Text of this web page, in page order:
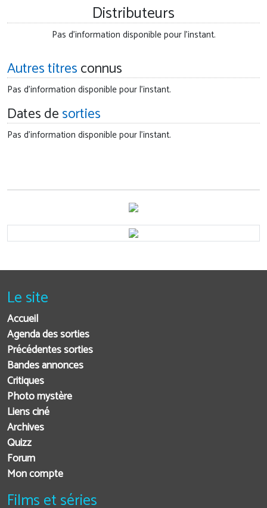
Distributeurs
Pas d'information disponible pour l'instant.
Autres titresconnus
Pas d'information disponible pour l'instant.
Dates desorties
Pas d'information disponible pour l'instant.
Le site
Accueil
Agenda des sorties
Précédentes sorties
Bandes annonces
Critiques
Photo mystère
Liens ciné
Archives
Quizz
Forum
Mon compte
Films et séries